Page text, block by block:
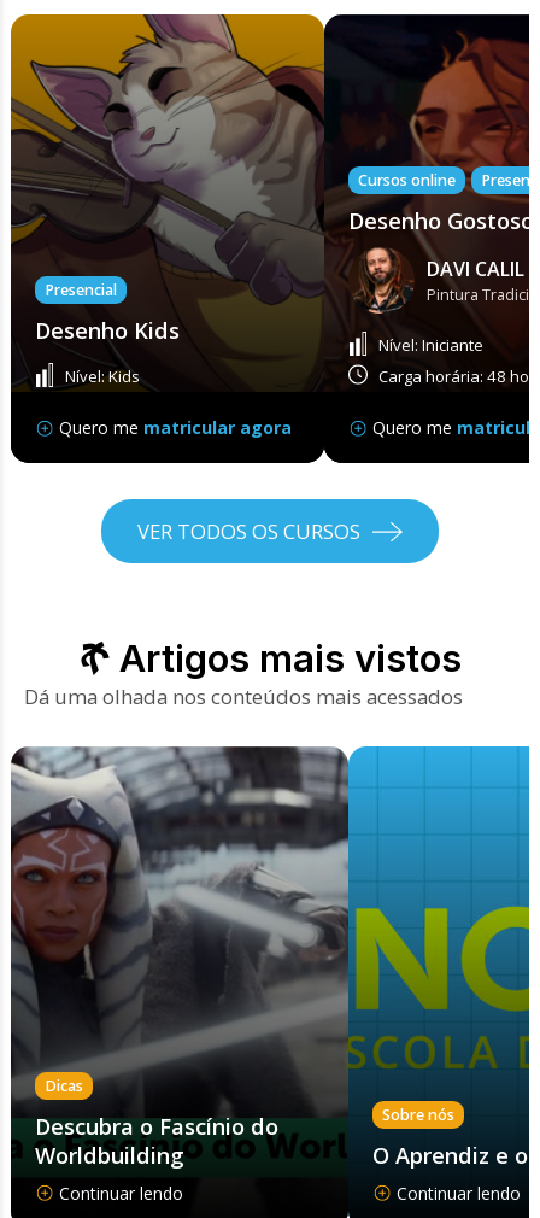
Presencial
Desenho Kids
Nível: Kids
Quero me matricular agora
Cursos online
Desenho Gostoso
DAVI CALIL
Pintura
Nível: Iniciante
Carga horária: 48
Quero me
VER TODOS OS CURSOS
Artigos mais vistos
Dá uma olhada nos conteúdos mais acessados
Dicas
Descubra o Fascínio do
Worldbuilding
Continuar lendo
Sobre nós
O Aprendiz e o
Continuar lendo